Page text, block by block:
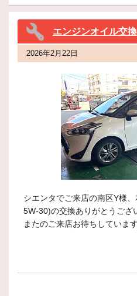
エンジンオイル交換
2026年2月22日
シエンタでご来店の南区Y様
5W-30)の交換ありがとうござ
またのご来店お待ちしていま